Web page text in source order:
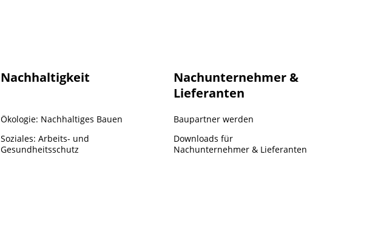
Nachhaltigkeit
Nachunternehmer &
Lieferanten
Ökologie: Nachhaltiges Bauen
Soziales: Arbeits- und
Gesundheitsschutz
Baupartner werden
Downloads für
Nachunternehmer & Lieferanten